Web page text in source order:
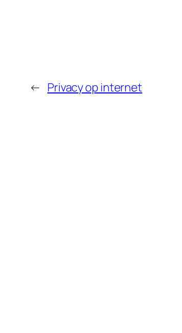
← Privacy op internet